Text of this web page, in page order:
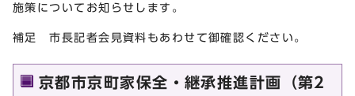
施策についてお知らせします。
補足 市長記者会見資料もあわせて御確認ください。
京都市京町家保全・継承推進計画（第2